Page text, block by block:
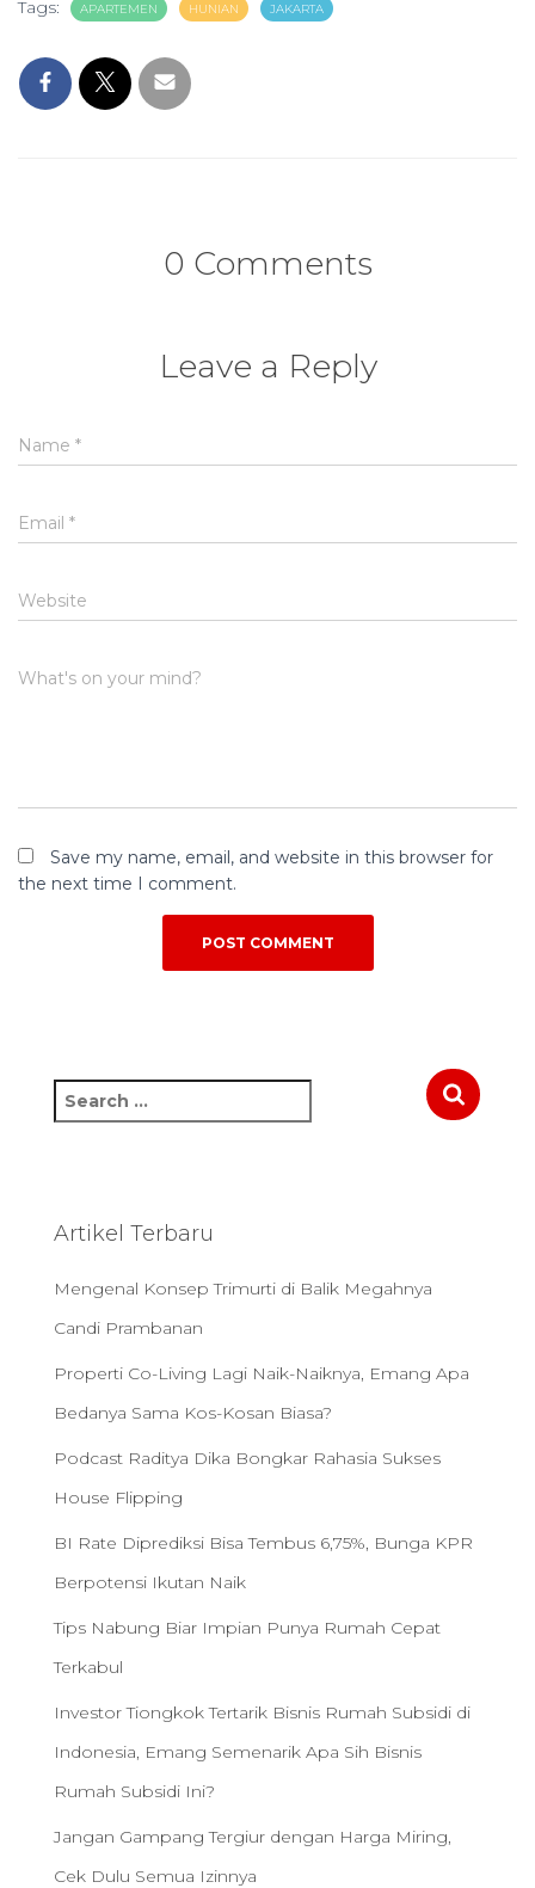
Tags: APARTEMEN HUNIAN JAKARTA
0 Comments
Leave a Reply
Name *
Email *
Website
What's on your mind?
Save my name, email, and website in this browser for
the next time I comment.
e
h
r
:
Artikel Terbaru
Mengenal Konsep Trimurti di Balik Megahnya
Candi Prambanan
Properti Co-Living Lagi Naik-Naiknya, Emang Apa
Bedanya Sama Kos-Kosan Biasa?
Podcast Raditya Dika Bongkar Rahasia Sukses
House Flipping
BI Rate Diprediksi Bisa Tembus 6,75%, Bunga KPR
Berpotensi Ikutan Naik
Tips Nabung Biar Impian Punya Rumah Cepat
Terkabul
Investor Tiongkok Tertarik Bisnis Rumah Subsidi di
Indonesia, Emang Semenarik Apa Sih Bisnis
Rumah Subsidi Ini?
Jangan Gampang Tergiur dengan Harga Miring,
Cek Dulu Semua Izinnya